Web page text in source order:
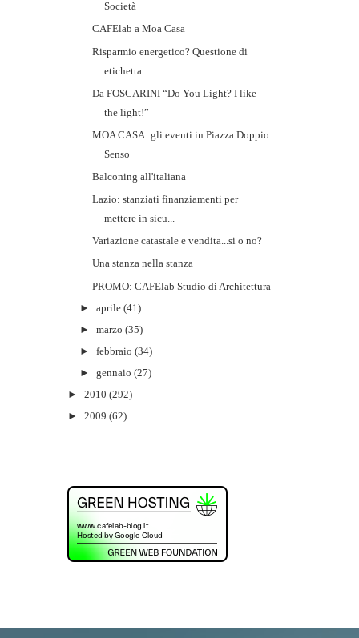
Società
CAFElab a Moa Casa
Risparmio energetico? Questione di
etichetta
Da FOSCARINI “Do You Light? I like
the light!”
MOA CASA: gli eventi in Piazza Doppio
Senso
Balconing all'italiana
Lazio: stanziati finanziamenti per
mettere in sicu...
Variazione catastale e vendita...si o no?
Una stanza nella stanza
PROMO: CAFElab Studio di Architettura
►aprile (41)
►marzo (35)
►febbraio (34)
►gennaio (27)
► 2010 (292)
► 2009 (62)